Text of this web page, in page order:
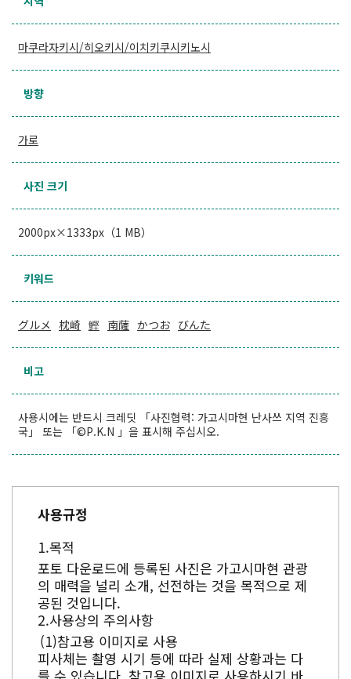
마쿠라자키시/히오키시/이치키쿠시키노시
방향
가로
사진 크기
2000px×1333px（1 MB）
키워드
グルメ 枕崎 鰹 南薩 かつお びんた
비고
사용시에는 반드시 크레딧 「사진협력: 가고시마현 난사쓰 지역 진흥
국」 또는 「©P.K.N 」을 표시해 주십시오.
사용규정
목적
포토 다운로드에 등록된 사진은 가고시마현 관광
의 매력을 널리 소개, 선전하는 것을 목적으로 제
공된 것입니다.
사용상의 주의사항
참고용 이미지로 사용
피사체는 촬영 시기 등에 따라 실제 상황과는 다